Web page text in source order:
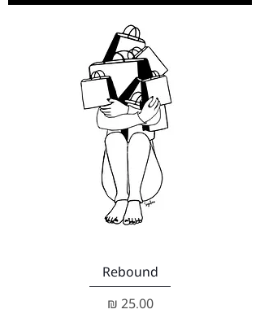
Rebound
מחיר‏25.00 ‏₪